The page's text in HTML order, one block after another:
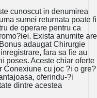
cunoscut in denumirea
sumei returnata poate fi
de operare pentru ca
Exista anumite are
adaugat Chirurgie
fara sa fie au
poses. Aceste chiar oferte
Conexiune cu joc ?i o gre?
oferindu-?i
dintre acestea